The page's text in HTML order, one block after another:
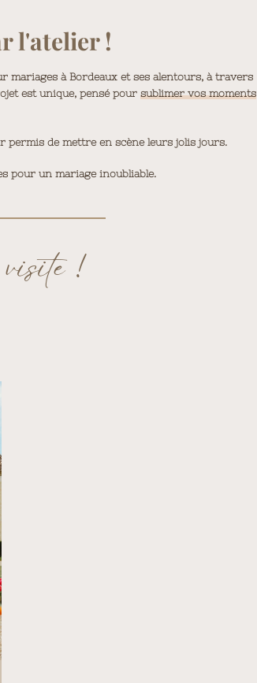
l'atelier !
mariages à Bordeaux et ses alentours, à travers
est unique, pensé pour sublimer vos moments
permis de mettre en scène leurs jolis jours.
pour un mariage inoubliable.
!